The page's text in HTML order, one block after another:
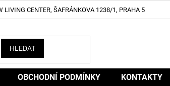
LIVING CENTER, ŠAFRÁNKOVA 1238/1, PRAHA 5
HLEDAT
OBCHODNÍ PODMÍNKY KONTAKTY